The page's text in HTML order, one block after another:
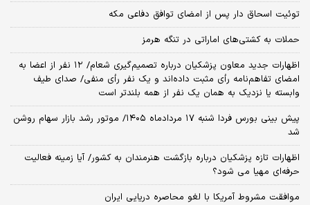
توئیت اسحاق دار پس از امضای توافق دفاعی مکه
حملات به کشتی‌های اماراتی در تنگه هرمز
اظهارات جدید معاون پزشکیان درباره تصمیم‌گیری شعام/ ۱۲ نفر از اعضا به
امضای تفاهم‌نامه رأی مثبت داده‌اند و یک نفر رأی منفی/ صدای طیف
وابسته یا نزدیک به همان یک نفر از همه بلندتر است
پیش بینی بورس فردا شنبه ۱۷ مردادماه ۱۴۰۵/ موتور رشد بازار سهام روشن
شد
اظهارات تازه پزشکیان درباره بازگشت هنرمندان به کشور/ آیا زمینه فعالیت
حرفه‌ای مهیا می شود؟
موافقت مشروط آمریکا با لغو محاصره دریایی ایران